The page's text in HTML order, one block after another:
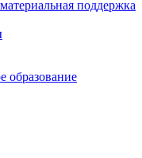
поддержка
образование